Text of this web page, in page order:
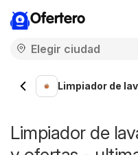
Ofertero
Limpiador de
Limpiador de